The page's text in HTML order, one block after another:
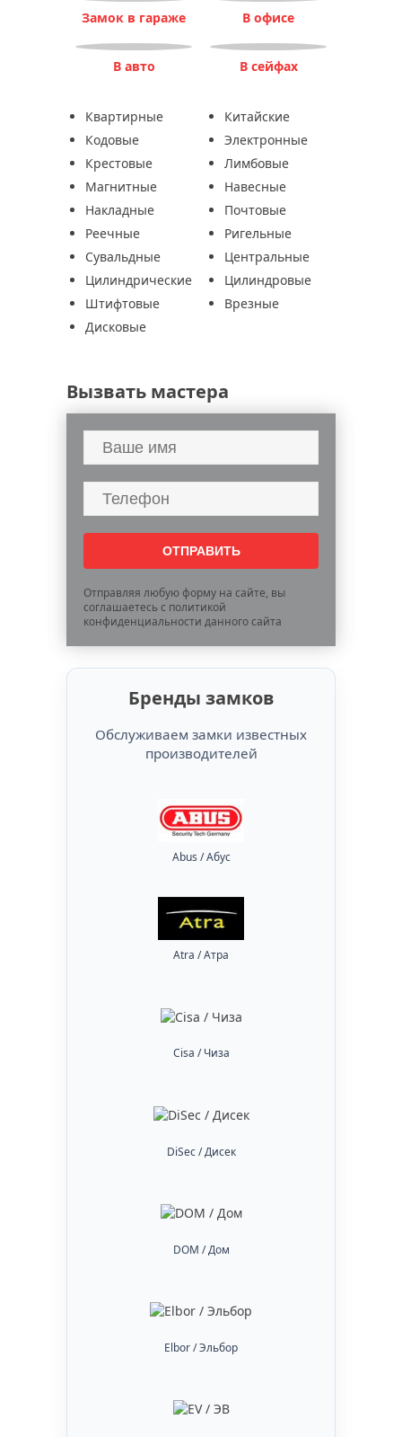
Замок в гараже В офисе
В авто В сейфах
Квартирные
Китайские
Кодовые
Электронные
Крестовые
Лимбовые
Магнитные
Навесные
Накладные
Почтовые
Реечные
Ригельные
Сувальдные
Центральные
Цилиндрические
Цилиндровые
Штифтовые
Врезные
Дисковые
Вызвать мастера
Отправляя любую форму на сайте, вы
соглашаетесь с политикой
конфиденциальности данного сайта
Бренды замков
Обслуживаем замки известных
производителей
Abus / Абус
Atra / Атра
Cisa / Чиза
DiSec / Дисек
DOM / Дом
Elbor / Эльбор